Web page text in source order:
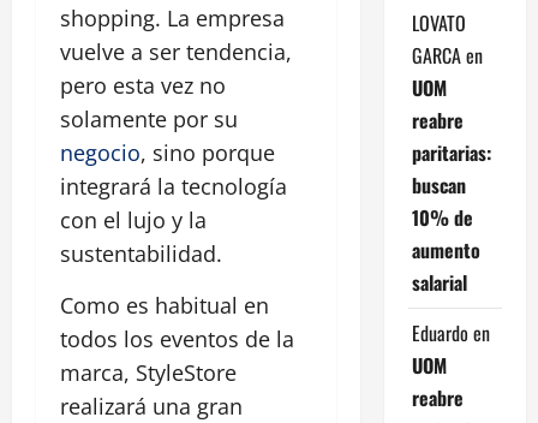
shopping. La empresa
vuelve a ser tendencia,
pero esta vez no
solamente por su
negocio, sino porque
integrará la tecnología
con el lujo y la
sustentabilidad.
Como es habitual en
todos los eventos de la
marca, StyleStore
realizará una gran
LOVATO
GARCAen
UOM
reabre
paritarias:
buscan
10% de
aumento
salarial
Eduardo en
UOM
reabre